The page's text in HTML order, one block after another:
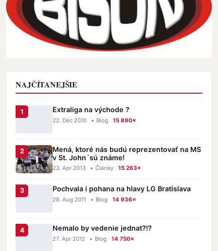
NAJČÍTANEJŠIE
Extraliga na východe ?
22. Dec 2010 • Blog 15 890×
Mená, ktoré nás budú reprezentovať na MS
v St. John´sú známe!
23. Apr 2013 • Články 15 263×
Pochvala i pohana na hlavy LG Bratislava
28. Aug 2011 • Blog 14 936×
Nemalo by vedenie jednat?!?
27. Apr 2012 • Blog 14 750×